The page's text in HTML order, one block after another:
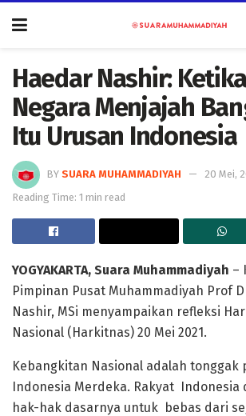
Haedar Nashir:
Negara Menjajah
Itu Urusan Indonesia
BY SUARA MUHAMMADIYAH
20 Mei,
Reading Time: 1 min read
YOGYAKARTA, Suara Muhammadiyah –
Pimpinan Pusat Muhammadiyah Prof
Nashir, MSi menyampaikan refleksi
Nasional (Harkitnas) 20 Mei 2021.
Kebangkitan Nasional adalah tonggak
Indonesia Merdeka. Rakyat Indonesia
hak-hak dasarnya untuk bebas dari